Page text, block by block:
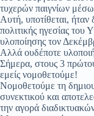
τυχερών παιγνίων μέσω
Αυτή, υποτίθεται,
πολιτικής ηγεσίας
υλοποίησης τον
Αλλά ουδέποτε
Σήμερα, στους 3
εμείς νομοθετούμε!
Νομοθετούμε τη
συνεκτικού και
την αγορά